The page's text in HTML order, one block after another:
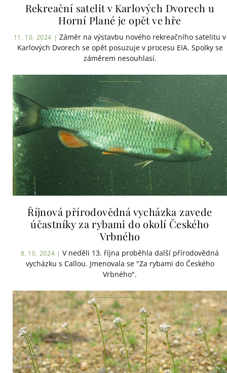
Rekreační satelit v Karlových Dvorech u
Horní Plané je opět ve hře
11. 10. 2024 | Záměr na výstavbu nového rekreačního satelitu v
Karlových Dvorech se opět posuzuje v procesu EIA. Spolky se
záměrem nesouhlasí.
Říjnová přírodovědná vycházka zavede
účastníky za rybami do okolí Českého
Vrbného
8. 10. 2024 | V neděli 13. října proběhla další přírodovědná
vycházku s Callou. Jmenovala se "Za rybami do Českého
Vrbného".